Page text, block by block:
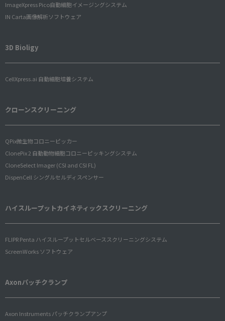
ImageXpress Pico自動細胞イメージングシステム
IN Carta画像解析ソフトウェア
3D Bioligy
CellXpress.ai 自動細胞培養システム
クローンスクリーニング
QPix微生物コロニーピッカー
ClonePix 2 自動動物細胞コロニーピッキングシステム
CloneSelect Imager (CSI and CSI FL)
DispenCell シングルセルディスペンサー
ハイスループットカイネティックスクリーニング
FLIPR Penta ハイスループットセルベーススクリーニングシステム
ScreenWorks ソフトウェア
Axonパッチクランプ
Axon Instruments パッチクランプアンプ